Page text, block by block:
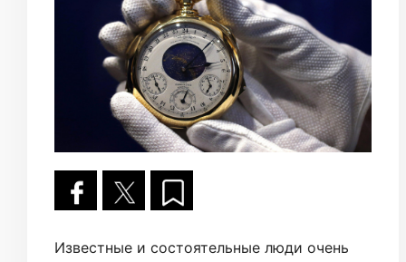
Известные и состоятельные люди очень